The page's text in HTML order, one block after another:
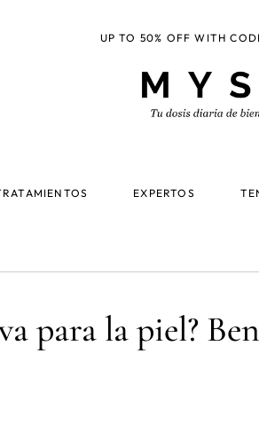
para la piel?
UP TO 50% OFF WITH
EXPERTOS